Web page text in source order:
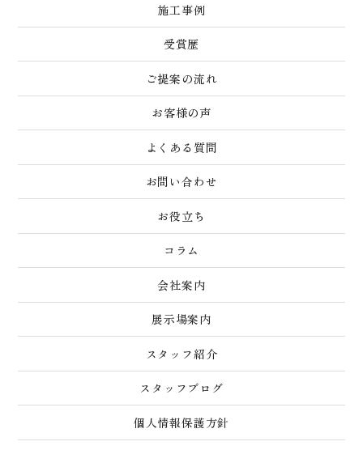
施工事例
受賞歴
ご提案の流れ
お客様の声
よくある質問
お問い合わせ
お役立ち
コラム
会社案内
展示場案内
スタッフ紹介
スタッフブログ
個人情報保護方針